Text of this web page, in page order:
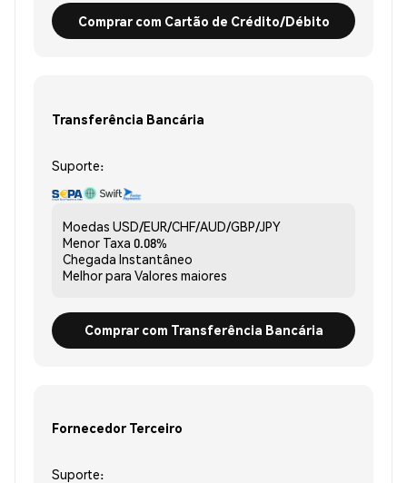
Comprar com Cartão de Crédito/Débito
Transferência Bancária
Suporte:
Moedas USD/EUR/CHF/AUD/GBP/JPY
Menor Taxa 0.08%
Chegada Instantâneo
Melhor para Valores maiores
Comprar com Transferência Bancária
Fornecedor Terceiro
Suporte: